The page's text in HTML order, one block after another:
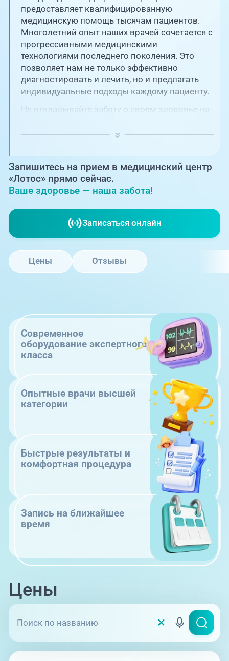
О клинике
Блог врачей
Новости
PreventAGE
+7 (351) 220-00-03
запись на прием
+7 (351) 220-03-03
Центр амбулаторной
онкологической помощи
+7 (7142) 927-003
жителей Казахстана
предоставляет квалифицированную
медицинскую помощь тысячам пациентов.
Многолетний опыт наших врачей сочетается с
прогрессивными медицинскими
технологиями последнего поколения. Это
позволяет нам не только эффективно
диагностировать и лечить, но и предлагать
индивидуальные подходы каждому пациенту.
Не откладывайте заботу о своем здоровье на
ключевую роль в поддержании вашего
Запишитесь на прием в медицинский центр
«Лотос» прямо сейчас.
Ваше здоровье — наша забота!
Записаться онлайн
Цены Отзывы
Современное
оборудование экспертного
класса
Опытные врачи высшей
категории
Быстрые результаты и
комфортная процедура
Запись на ближайшее
время
Цены